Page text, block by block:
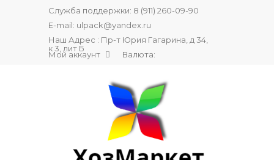
Служба поддержки: 8 (911) 260-09-90
E-mail: ulpack@yandex.ru
Наш Адрес : Пр-т Юрия Гагарина, д 34,
к 3, лит Б
Мой аккаунт Валюта: